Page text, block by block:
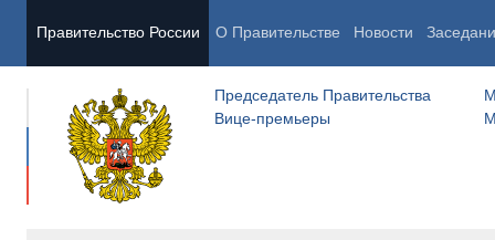
Правительство России О Правительстве Новости
Председатель Правительства
Вице-премьеры